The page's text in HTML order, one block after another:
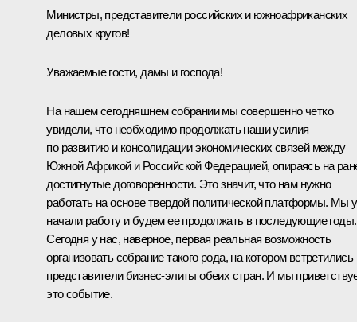
Министры, представители российских и южноафриканских
деловых кругов!
Уважаемые гости, дамы и господа!
На нашем сегодняшнем собрании мы совершенно четко
увидели, что необходимо продолжать наши усилия
по развитию и консолидации экономических связей между
Южной Африкой и Российской Федерацией, опираясь на
достигнутые договоренности. Это значит, что нам нужно
работать на основе твердой политической платформы. Мы
начали работу и будем ее продолжать в последующие годы.
Сегодня у нас, наверное, первая реальная возможность
организовать собрание такого рода, на котором встретились
представители бизнес-элиты обеих стран. И мы
это событие.